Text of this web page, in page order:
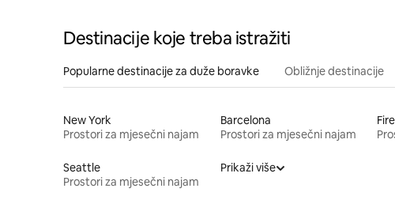
Destinacije koje treba istražiti
Popularne destinacije za duže boravke Obližnje destinacije
New York
Prostori za mjesečni najam
Barcelona
Prostori za mjesečni najam
Seattle
Prostori za mjesečni najam
Prikaži više